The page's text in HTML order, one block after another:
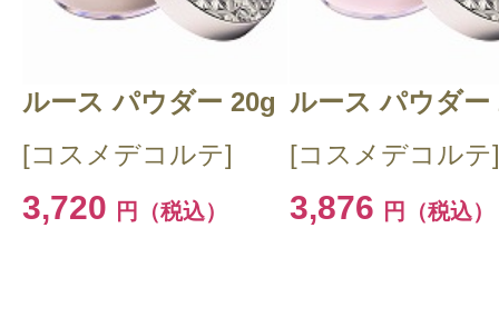
ルース パウダー 20g
[コスメデコルテ]
3,720 円（税込）
ルース パウダー
[コスメデコルテ]
3,876 円（税込）